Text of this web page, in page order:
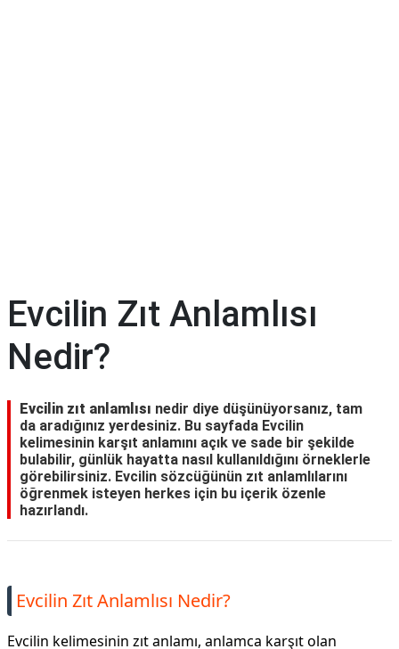
Evcilin Zıt Anlamlısı
Nedir?
Evcilin zıt anlamlısı nedir diye düşünüyorsanız, tam
da aradığınız yerdesiniz. Bu sayfada Evcilin
kelimesinin karşıt anlamını açık ve sade bir şekilde
bulabilir, günlük hayatta nasıl kullanıldığını örneklerle
görebilirsiniz. Evcilin sözcüğünün zıt anlamlılarını
öğrenmek isteyen herkes için bu içerik özenle
hazırlandı.
Evcilin Zıt Anlamlısı Nedir?
Evcilin kelimesinin zıt anlamı, anlamca karşıt olan